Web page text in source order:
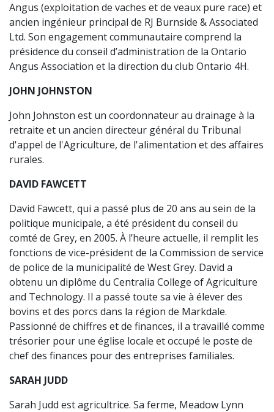
Angus (exploitation de vaches et de veaux pure race) et
ancien ingénieur principal de RJ Burnside & Associated
Ltd. Son engagement communautaire comprend la
présidence du conseil d’administration de la Ontario
Angus Association et la direction du club Ontario 4H.
JOHN JOHNSTON
John Johnston est un coordonnateur au drainage à la
retraite et un ancien directeur général du Tribunal
d'appel de l'Agriculture, de l'alimentation et des affaires
rurales.
DAVID FAWCETT
David Fawcett, qui a passé plus de 20 ans au sein de la
politique municipale, a été président du conseil du
comté de Grey, en 2005. À l’heure actuelle, il remplit les
fonctions de vice-président de la Commission de service
de police de la municipalité de West Grey. David a
obtenu un diplôme du Centralia College of Agriculture
and Technology. Il a passé toute sa vie à élever des
bovins et des porcs dans la région de Markdale.
Passionné de chiffres et de finances, il a travaillé comme
trésorier pour une église locale et occupé le poste de
chef des finances pour des entreprises familiales.
SARAH JUDD
Sarah Judd est agricultrice. Sa ferme, Meadow Lynn